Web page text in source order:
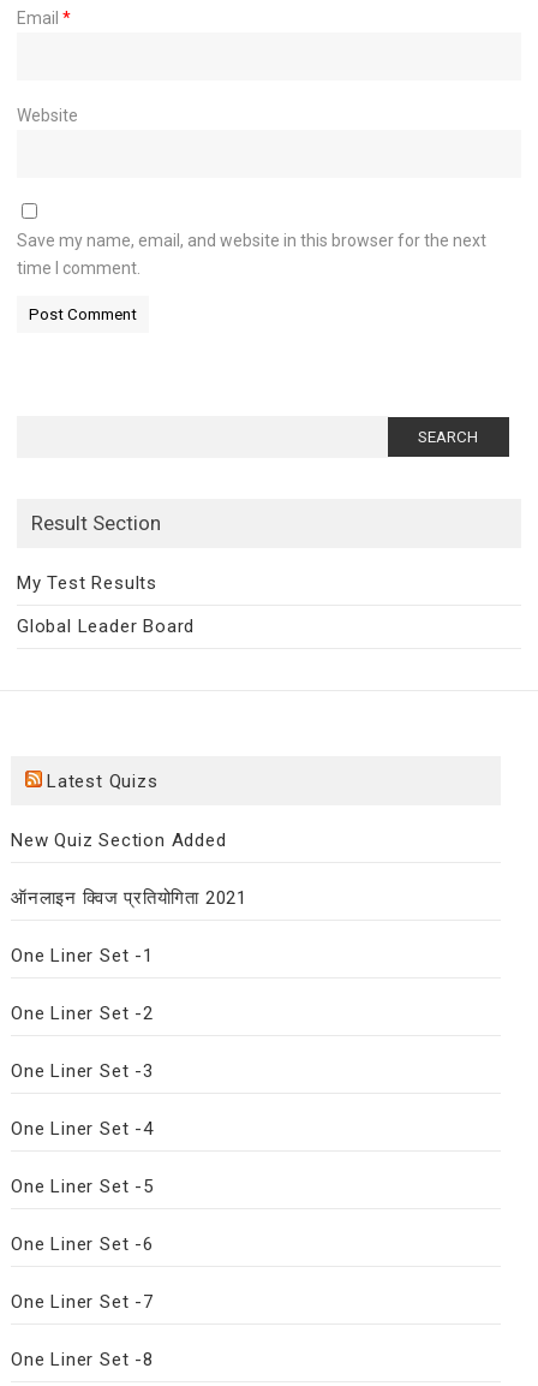
Email *
Website
Save my name, email, and website in this browser for the next
time I comment.
Result Section
My Test Results
Global Leader Board
Latest Quizs
New Quiz Section Added
ऑनलाइन क्विज प्रतियोगिता 2021
One Liner Set -1
One Liner Set -2
One Liner Set -3
One Liner Set -4
One Liner Set -5
One Liner Set -6
One Liner Set -7
One Liner Set -8